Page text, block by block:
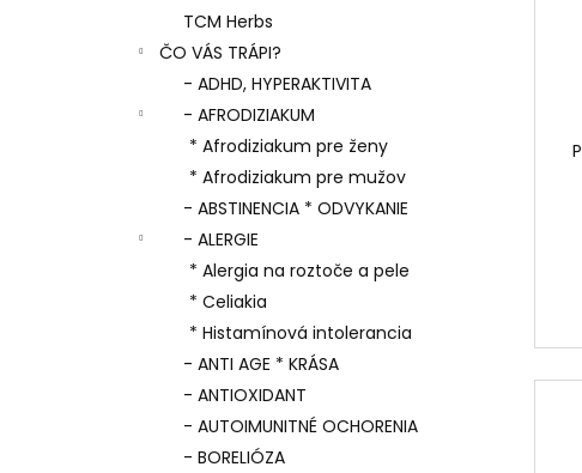
TCM Herbs
ČO VÁS TRÁPI?
- ADHD, HYPERAKTIVITA
- AFRODIZIAKUM
* Afrodiziakum pre ženy
* Afrodiziakum pre mužov
- ABSTINENCIA * ODVYKANIE
- ALERGIE
* Alergia na roztoče a pele
* Celiakia
* Histamínová intolerancia
- ANTI AGE * KRÁSA
- ANTIOXIDANT
- AUTOIMUNITNÉ OCHORENIA
- BORELIÓZA